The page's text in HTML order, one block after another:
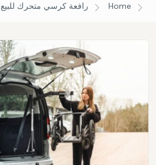
Home رافعة كرسي متحرك للبيع